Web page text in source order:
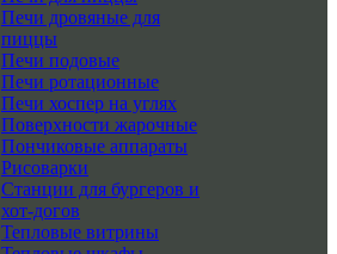
Печи дровяные для
пиццы
Печи подовые
Печи ротационные
Печи хоспер на углях
Поверхности жарочные
Пончиковые аппараты
Рисоварки
Станции для бургеров и
хот-догов
Тепловые витрины